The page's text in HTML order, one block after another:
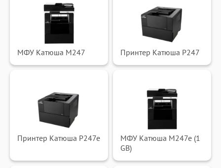
МФУ Катюша M247 Принтер Катюша P247
Принтер Катюша P247e
МФУ Катюша M247e (1
GB)